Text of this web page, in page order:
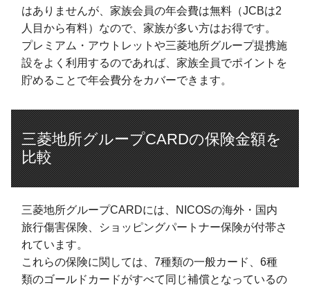
はありませんが、家族会員の年会費は無料（JCBは2
人目から有料）なので、家族が多い方はお得です。
プレミアム・アウトレットや三菱地所グループ提携施
設をよく利用するのであれば、家族全員でポイントを
貯めることで年会費分をカバーできます。
三菱地所グループCARDの保険金額を
比較
三菱地所グループCARDには、NICOSの海外・国内
旅行傷害保険、ショッピングパートナー保険が付帯さ
れています。
これらの保険に関しては、7種類の一般カード、6種
類のゴールドカードがすべて同じ補償となっているの